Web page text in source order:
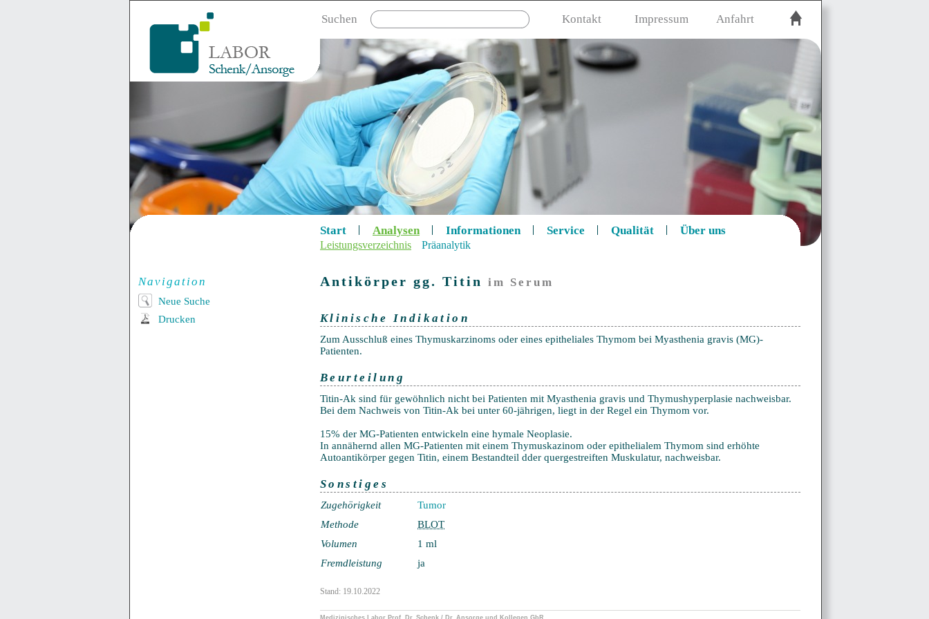
Suchen Kontakt Impressum Anfahrt
Navigation
Neue Suche
Drucken
Start Analysen Informationen Service Qualität Über uns
Leistungsverzeichnis Präanalytik
Antikörper gg. Titin im Serum
Klinische Indikation
Zum Ausschluß eines Thymuskarzinoms oder eines epitheliales Thymom bei Myasthenia gravis (MG)-
Patienten.
Beurteilung
Titin-Ak sind für gewöhnlich nicht bei Patienten mit Myasthenia gravis und Thymushyperplasie nachweisbar.
Bei dem Nachweis von Titin-Ak bei unter 60-jährigen, liegt in der Regel ein Thymom vor.
15% der MG-Patienten entwickeln eine hymale Neoplasie.
In annähernd allen MG-Patienten mit einem Thymuskazinom oder epithelialem Thymom sind erhöhte
Autoantikörper gegen Titin, einem Bestandteil dder quergestreiften Muskulatur, nachweisbar.
Sonstiges
Zugehörigkeit
Tumor
Methode
BLOT
Volumen
1 ml
Fremdleistung
ja
Stand: 19.10.2022
Medizinisches Labor Prof. Dr. Schenk / Dr. Ansorge und Kollegen GbR